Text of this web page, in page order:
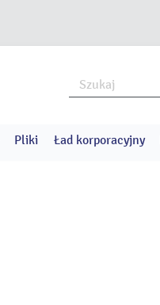
Pliki Ład korporacyjny